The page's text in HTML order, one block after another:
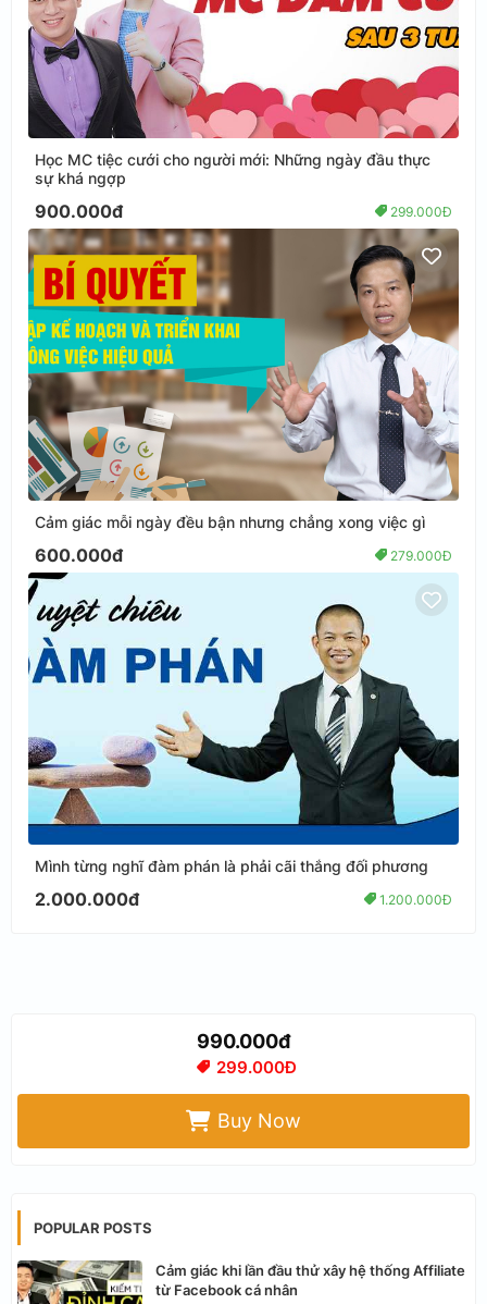
Học MC tiệc cưới cho người mới: Những ngày đầu thực
sự khá ngợp
900.000đ 299.000Đ
Cảm giác mỗi ngày đều bận nhưng chẳng xong việc gì
600.000đ 279.000Đ
Mình từng nghĩ đàm phán là phải cãi thắng đối phương
2.000.000đ 1.200.000Đ
990.000đ
299.000Đ
Buy Now
POPULAR POSTS
Cảm giác khi lần đầu thử xây hệ thống Affiliate
từ Facebook cá nhân